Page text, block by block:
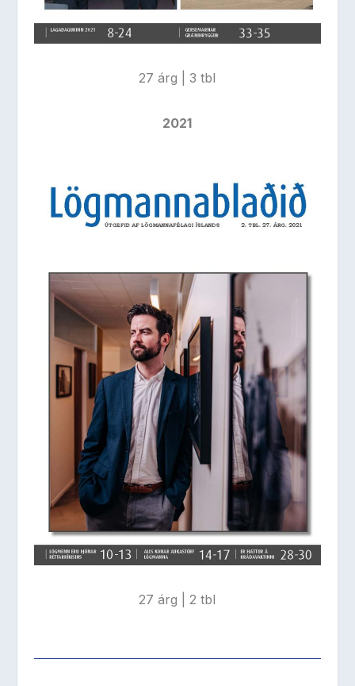
27 árg | 3 tbl
2021
27 árg | 2 tbl